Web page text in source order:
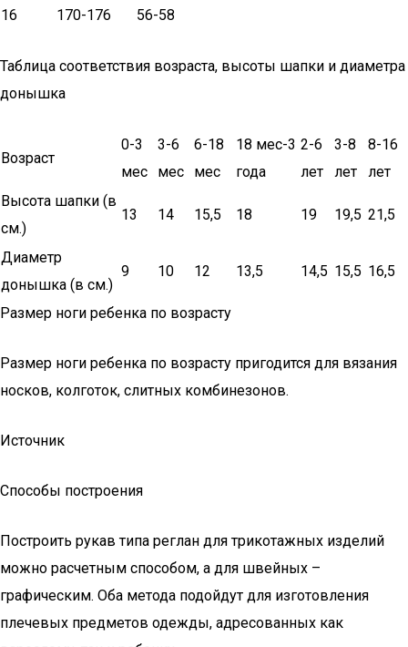
16
170-176 56-58
Таблица соответствия возраста, высоты шапки и диаметра
донышка
Возраст
0-3
мес
3-6
мес
6-18
мес
18 мес-3
года
2-6
лет
3-8
лет
8-16
лет
Высота шапки (в
см.)
13 14 15,5 18 19 19,5 21,5
Диаметр
донышка (в см.)
9 10 12 13,5 14,5 15,5 16,5
Размер ноги ребенка по возрасту
Размер ноги ребенка по возрасту пригодится для вязания
носков, колготок, слитных комбинезонов.
Источник
Способы построения
Построить рукав типа реглан для трикотажных изделий
можно расчетным способом, а для швейных –
графическим. Оба метода подойдут для изготовления
плечевых предметов одежды, адресованных как